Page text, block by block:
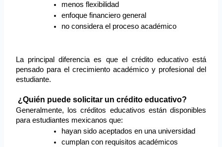
menos flexibilidad
enfoque financiero general
no considera el proceso académico
La principal diferencia es que el crédito educativo está
pensado para el crecimiento académico y profesional del
estudiante.
¿Quién puede solicitar un crédito educativo?
Generalmente, los créditos educativos están disponibles
para estudiantes mexicanos que:
hayan sido aceptados en una universidad
cumplan con requisitos académicos